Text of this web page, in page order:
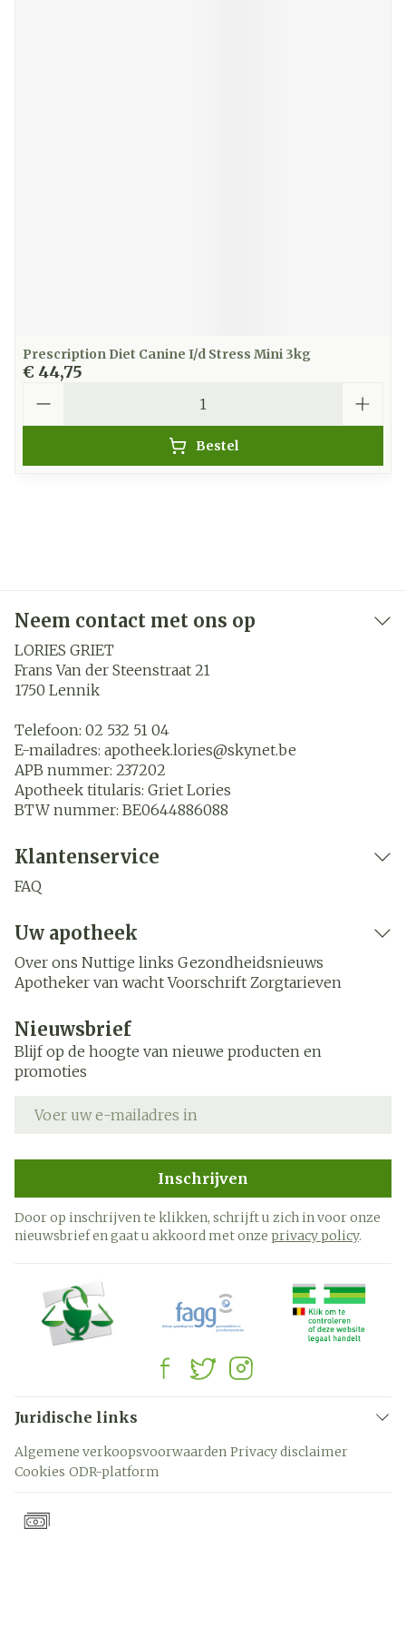
Prescription Diet Canine I/d Stress Mini 3kg
€ 44,75
Bestel
Neem contact met ons op
LORIES GRIET
Frans Van der Steenstraat 21
1750 Lennik
Telefoon: 02 532 51 04
E-mailadres: apotheek.lories@skynet.be
APB nummer: 237202
Apotheek titularis: Griet Lories
BTW nummer: BE0644886088
Klantenservice
FAQ
Uw apotheek
Over ons Nuttige links Gezondheidsnieuws
Apotheker van wacht Voorschrift Zorgtarieven
Nieuwsbrief
Blijf op de hoogte van nieuwe producten en
promoties
Inschrijven
Door op inschrijven te klikken, schrijft u zich in voor onze
nieuwsbrief en gaat u akkoord met onze privacy policy.
Juridische links
Algemene verkoopsvoorwaarden Privacy disclaimer
Cookies ODR-platform